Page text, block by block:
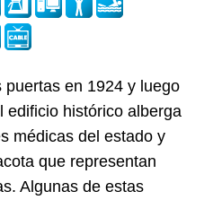
en 1924 y luego
edificio histórico alberga
médicas del estado y
que representan
Algunas de estas